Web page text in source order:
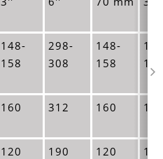
148-
158
298-
308
148-
158
160 312 160
120 190 120